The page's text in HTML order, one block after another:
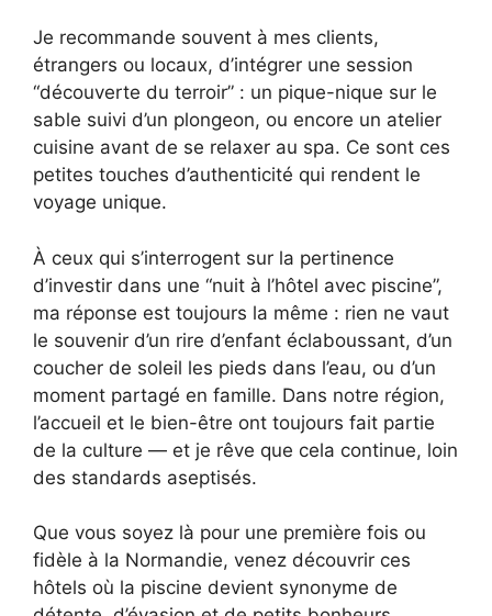
Je recommande souvent à mes clients,
étrangers ou locaux, d’intégrer une session
“découverte du terroir” : un pique-nique sur le
sable suivi d’un plongeon, ou encore un atelier
cuisine avant de se relaxer au spa. Ce sont ces
petites touches d’authenticité qui rendent le
voyage unique.
À ceux qui s’interrogent sur la pertinence
d’investir dans une “nuit à l’hôtel avec piscine”,
ma réponse est toujours la même : rien ne vaut
le souvenir d’un rire d’enfant éclaboussant, d’un
coucher de soleil les pieds dans l’eau, ou d’un
moment partagé en famille. Dans notre région,
l’accueil et le bien-être ont toujours fait partie
de la culture — et je rêve que cela continue, loin
des standards aseptisés.
Que vous soyez là pour une première fois ou
fidèle à la Normandie, venez découvrir ces
hôtels où la piscine devient synonyme de